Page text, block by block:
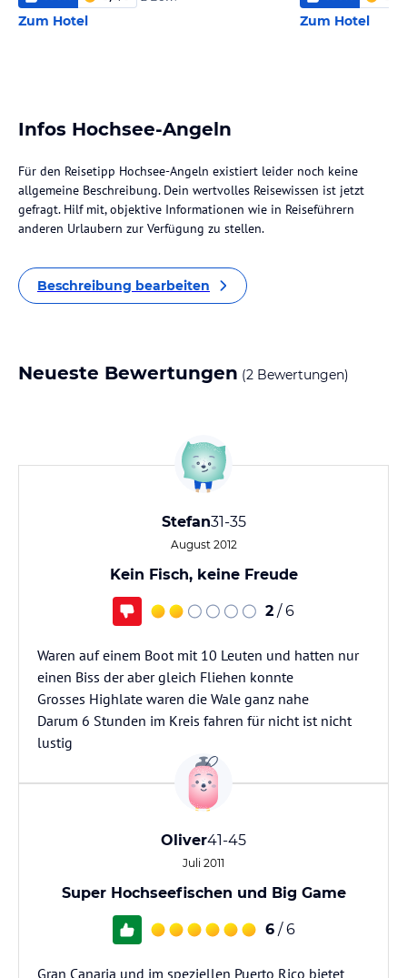
Zum Hotel Zum Hotel
Infos Hochsee-Angeln
Für den Reisetipp Hochsee-Angeln existiert leider noch keine
allgemeine Beschreibung. Dein wertvolles Reisewissen ist jetzt
gefragt. Hilf mit, objektive Informationen wie in Reiseführern
anderen Urlaubern zur Verfügung zu stellen.
Beschreibung bearbeiten
Neueste Bewertungen (2 Bewertungen)
Stefan31-35
August 2012
Kein Fisch, keine Freude
2 / 6
Waren auf einem Boot mit 10 Leuten und hatten nur
einen Biss der aber gleich Fliehen konnte
Grosses Highlate waren die Wale ganz nahe
Darum 6 Stunden im Kreis fahren für nicht ist nicht
lustig
Oliver41-45
Juli 2011
Super Hochseefischen und Big Game
6 / 6
Gran Canaria und im speziellen Puerto Rico bietet